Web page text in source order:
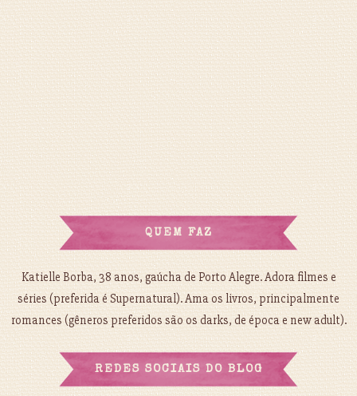
QUEM FAZ
Katielle Borba, 38 anos, gaúcha de Porto Alegre. Adora filmes e
séries (preferida é Supernatural). Ama os livros, principalmente
romances (gêneros preferidos são os darks, de época e new adult).
REDES SOCIAIS DO BLOG